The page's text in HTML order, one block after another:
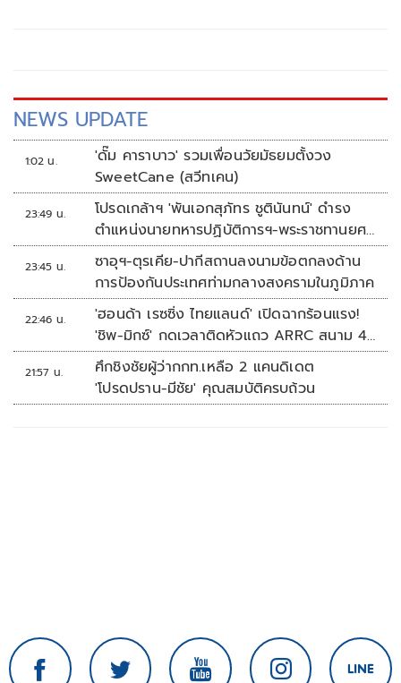
NEWS UPDATE
1:02 น.
'ดั๊ม คาราบาว' รวมเพื่อนวัยมัธยมตั้งวง
SweetCane (สวีทเคน)
23:49 น.
โปรดเกล้าฯ 'พันเอกสุภัทร ชูตินันทน์' ดำรง
ตำแหน่งนายทหารปฏิบัติการฯ-พระราชทานยศ
'พลตรี'
23:45 น.
ซาอุฯ-ตุรเคีย-ปากีสถานลงนามข้อตกลงด้าน
การป้องกันประเทศท่ามกลางสงครามในภูมิภาค
22:46 น.
'ฮอนด้า เรซซิ่ง ไทยแลนด์' เปิดฉากร้อนแรง!
'ชิพ-มิกซ์' กดเวลาติดหัวแถว ARRC สนาม 4
ที่มัลดาลิกา
21:57 น.
ศึกชิงชัยผู้ว่ากกท.เหลือ 2 แคนดิเดต
'โปรดปราน-มีชัย' คุณสมบัติครบถ้วน